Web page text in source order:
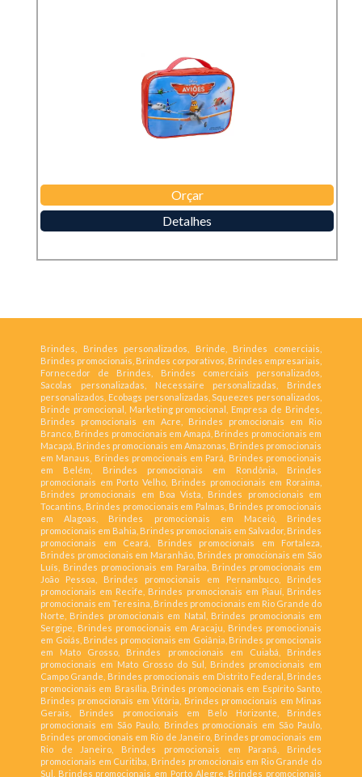
Orçar
Detalhes
Brindes, Brindes personalizados, Brinde, Brindes comerciais,
Brindes promocionais, Brindes corporativos, Brindes empresariais,
Fornecedor de Brindes, Brindes comerciais personalizados,
Sacolas personalizadas, Necessaire personalizadas, Brindes
personalizados, Ecobags personalizadas, Squeezes personalizados,
Brinde promocional, Marketing promocional, Empresa de Brindes,
Brindes promocionais em Acre, Brindes promocionais em Rio
Branco, Brindes promocionais em Amapá, Brindes promocionais em
Macapá, Brindes promocionais em Amazonas, Brindes promocionais
em Manaus, Brindes promocionais em Pará, Brindes promocionais
em Belém, Brindes promocionais em Rondônia, Brindes
promocionais em Porto Velho, Brindes promocionais em Roraima,
Brindes promocionais em Boa Vista, Brindes promocionais em
Tocantins, Brindes promocionais em Palmas, Brindes promocionais
em Alagoas, Brindes promocionais em Maceió, Brindes
promocionais em Bahia, Brindes promocionais em Salvador, Brindes
promocionais em Ceará, Brindes promocionais em Fortaleza,
Brindes promocionais em Maranhão, Brindes promocionais em São
Luís, Brindes promocionais em Paraíba, Brindes promocionais em
João Pessoa, Brindes promocionais em Pernambuco, Brindes
promocionais em Recife, Brindes promocionais em Piauí, Brindes
promocionais em Teresina, Brindes promocionais em Rio Grande do
Norte, Brindes promocionais em Natal, Brindes promocionais em
Sergipe, Brindes promocionais em Aracaju, Brindes promocionais
em Goiás, Brindes promocionais em Goiânia, Brindes promocionais
em Mato Grosso, Brindes promocionais em Cuiabá, Brindes
promocionais em Mato Grosso do Sul, Brindes promocionais em
Campo Grande, Brindes promocionais em Distrito Federal, Brindes
promocionais em Brasília, Brindes promocionais em Espírito Santo,
Brindes promocionais em Vitória, Brindes promocionais em Minas
Gerais, Brindes promocionais em Belo Horizonte, Brindes
promocionais em São Paulo, Brindes promocionais em São Paulo,
Brindes promocionais em Rio de Janeiro, Brindes promocionais em
Rio de Janeiro, Brindes promocionais em Paraná, Brindes
promocionais em Curitiba, Brindes promocionais em Rio Grande do
Sul, Brindes promocionais em Porto Alegre, Brindes promocionais